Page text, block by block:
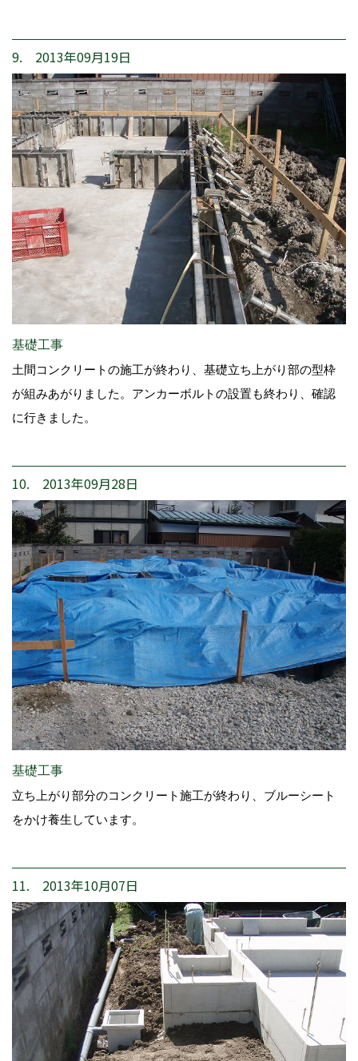
9. 2013年09月19日
基礎工事
土間コンクリートの施工が終わり、基礎立ち上がり部の型枠
が組みあがりました。アンカーボルトの設置も終わり、確認
に行きました。
10. 2013年09月28日
基礎工事
立ち上がり部分のコンクリート施工が終わり、ブルーシート
をかけ養生しています。
11. 2013年10月07日